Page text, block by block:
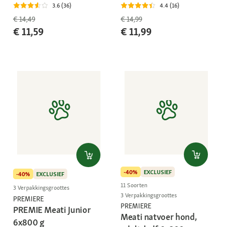
3.6 (36)
€ 14,49
€ 11,59
4.4 (16)
€ 14,99
€ 11,99
-40%
EXCLUSIEF
3 Verpakkingsgroottes
PREMIERE
PREMIE Meati Junior
6x800 g
-40%
EXCLUSIEF
11 Soorten
3 Verpakkingsgroottes
PREMIERE
Meati natvoer hond,